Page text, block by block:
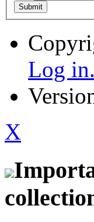
Log
X